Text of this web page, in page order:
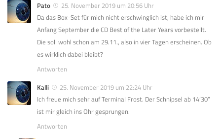
Pato
25. November 2019 um 20:56 Uhr
Da das Box-Set für mich nicht erschwinglich ist, habe ich mir
Anfang September die CD Best of the Later Years vorbestellt.
Die soll wohl schon am 29.11., also in vier Tagen erscheinen. Ob
es wirklich dabei bleibt?
Antworten
Kalli
25. November 2019 um 22:24 Uhr
Ich freue mich sehr auf Terminal Frost. Der Schnipsel ab 14’30”
ist mir gleich ins Ohr gesprungen.
Antworten